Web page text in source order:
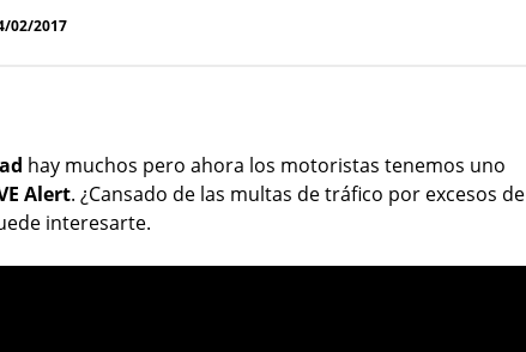
02/2017
hay muchos pero ahora los motoristas tenemos uno
Alert. ¿Cansado de las multas de tráfico por excesos de
interesarte.